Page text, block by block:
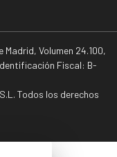
Volumen 24.100,
Fiscal: B-
Todos los derechos